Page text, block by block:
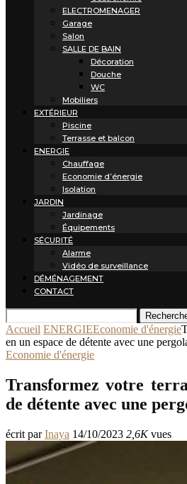
ELECTROMENAGER
Garage
Salon
SALLE DE BAIN
Décoration
Douche
WC
Mobiliers
EXTÉRIEUR
Piscine
Terrasse et balcon
ENERGIE
Chauffage
Economie d’énergie
Isolation
JARDIN
Jardinage
Équipements
SÉCURITÉ
Alarme
Vidéo de surveillance
DÉMÉNAGEMENT
CONTACT
Accueil ENERGIEEconomie d'énergie
en un espace de détente avec une
Economie d'énergie
Transformez votre
de détente avec une
écrit parInaya 14/10/2023 2,6Kvues